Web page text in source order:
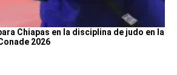
Chiapas en la disciplina de judo en la
2026